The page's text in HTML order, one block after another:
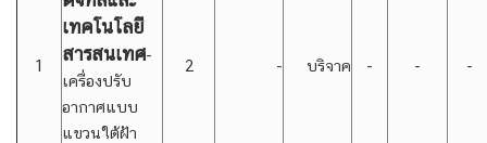
1
เทคโนโลยี
สารสนเทศ-
เครื่องปรับ
อากาศแบบ
แขวนใต้ฝ้า
2 - บริจาค - - -